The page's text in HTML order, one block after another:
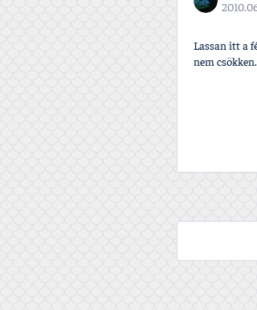
Lassan itt a
nem